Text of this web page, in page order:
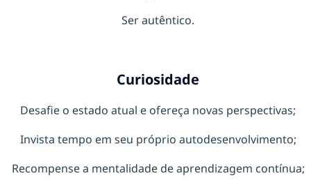
Ser autêntico.
Curiosidade
Desafie o estado atual e ofereça novas perspectivas;
Invista tempo em seu próprio autodesenvolvimento;
Recompense a mentalidade de aprendizagem contínua;